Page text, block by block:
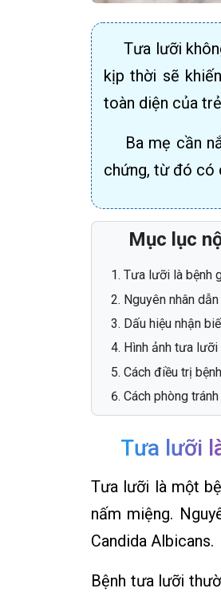
Tưa lưỡi
kịp thời sẽ
toàn diện của
Ba mẹ cần
chứng, từ đó có
Mục lục
Tưa lưỡi là bệnh
Nguyên nhân
Dấu hiệu nhận
Hình ảnh tưa
Cách điều trị
Cách phòng
Tưa lưỡi
Tưa lưỡi là một
nấm miệng.
Candida Albicans.
Bệnh tưa lưỡi